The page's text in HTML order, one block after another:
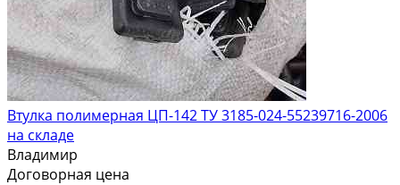
Втулка полимерная ЦП-142 ТУ 3185-024-55239716-2006
на складе
Владимир
Договорная цена